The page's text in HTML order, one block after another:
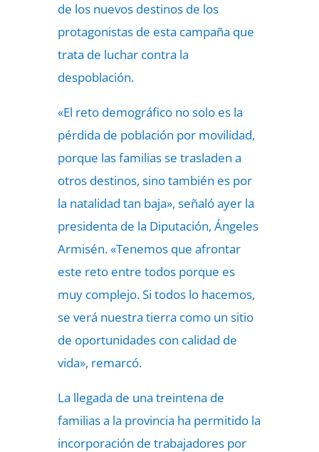
de los nuevos destinos de los
protagonistas de esta campaña que
trata de luchar contra la
despoblación.
«El reto demográfico no solo es la
pérdida de población por movilidad,
porque las familias se trasladen a
otros destinos, sino también es por
la natalidad tan baja», señaló ayer la
presidenta de la Diputación, Ángeles
Armisén. «Tenemos que afrontar
este reto entre todos porque es
muy complejo. Si todos lo hacemos,
se verá nuestra tierra como un sitio
de oportunidades con calidad de
vida», remarcó.
La llegada de una treintena de
familias a la provincia ha permitido la
incorporación de trabajadores por